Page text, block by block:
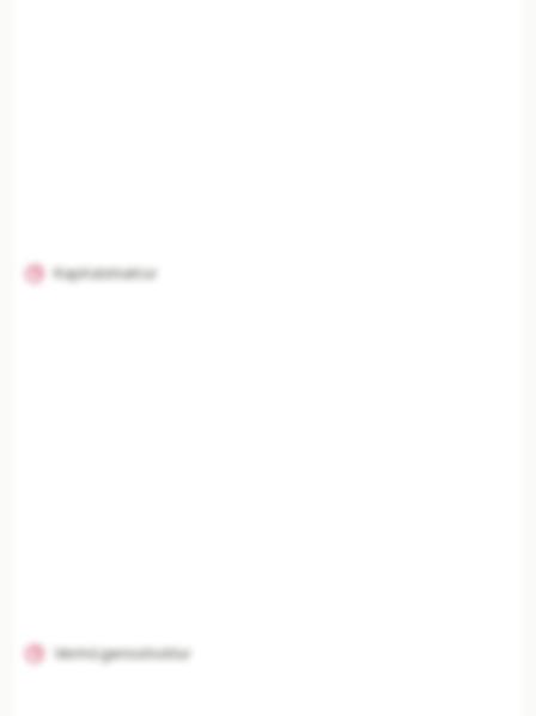
Kapitalstruktur
Vermögensstruktur